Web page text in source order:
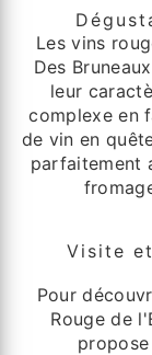
Les vins
Des
leur
complexe en
de vin en
parfaitement
Visite
Pour
Rouge de